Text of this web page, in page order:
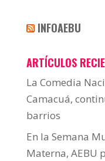
INFOAEBU
ARTÍCULOS
La Comedia
Camacuá,
barrios
En la Semana
Materna, AEBU